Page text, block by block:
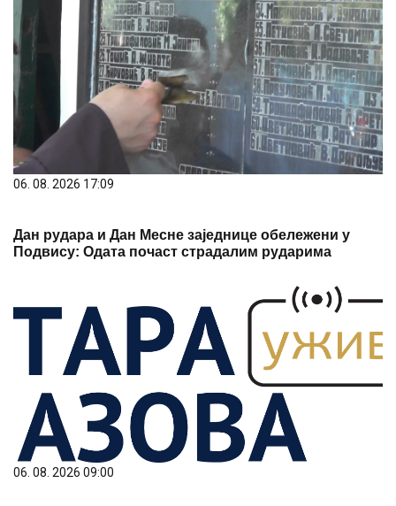
06. 08. 2026 17:09
Дан рудара и Дан Месне заједнице обележени у
Подвису: Одата почаст страдалим рударима
06. 08. 2026 09:00